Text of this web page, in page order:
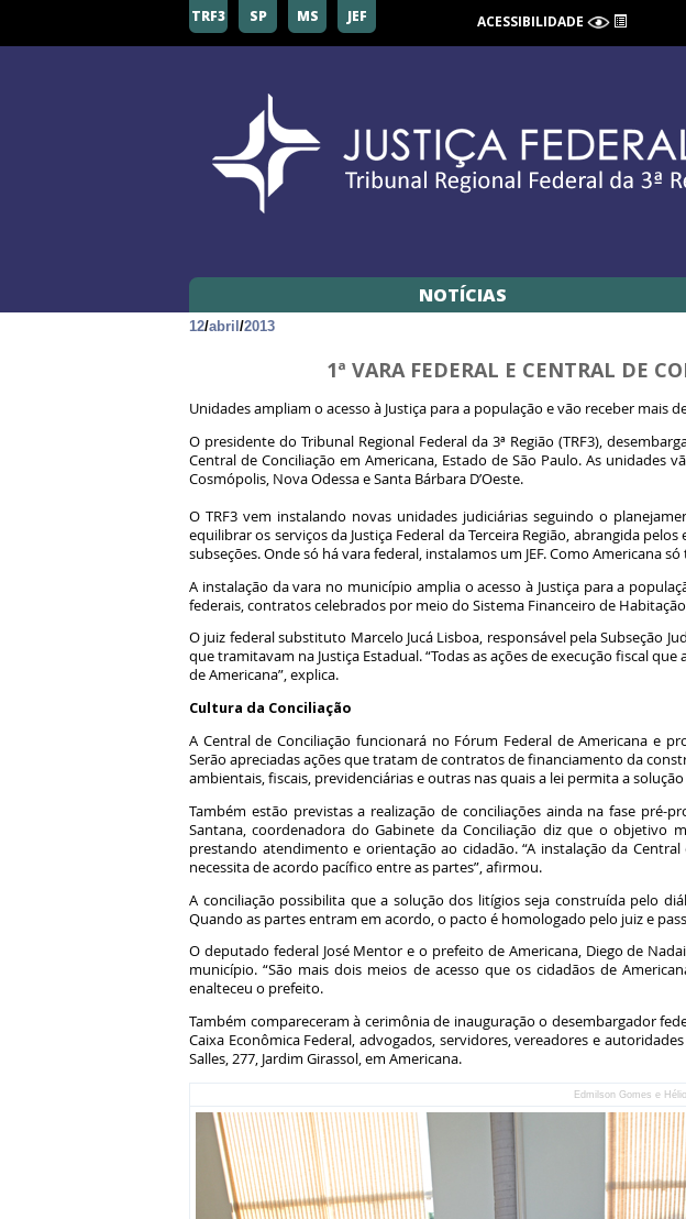
TRF3 SP MS JEF ACESSIBILIDADE
NOTÍCIAS
12/abril /2013
1ª VARA FEDERAL E CENTRAL DE
Unidades ampliam o acesso à Justiça para a população e vão receber mais
O presidente do Tribunal Regional Federal da 3ª Região (TRF3),
Central de Conciliação em Americana, Estado de São Paulo. As
Cosmópolis, Nova Odessa e Santa Bárbara D’Oeste.
O TRF3 vem instalando novas unidades judiciárias seguindo o
equilibrar os serviços da Justiça Federal da Terceira Região, abrangida
subseções. Onde só há vara federal, instalamos um JEF. Como Americana
A instalação da vara no município amplia o acesso à Justiça para a
federais, contratos celebrados por meio do Sistema Financeiro de
O juiz federal substituto Marcelo Jucá Lisboa, responsável pela Subseção
que tramitavam na Justiça Estadual. “Todas as ações de execução fiscal
de Americana”, explica.
Cultura da Conciliação
A Central de Conciliação funcionará no Fórum Federal de Americana e
Serão apreciadas ações que tratam de contratos de financiamento da
ambientais, fiscais, previdenciárias e outras nas quais a lei permita a
Também estão previstas a realização de conciliações ainda na fase pré-
Santana, coordenadora do Gabinete da Conciliação diz que o objetivo
prestando atendimento e orientação ao cidadão. “A instalação da
necessita de acordo pacífico entre as partes”, afirmou.
A conciliação possibilita que a solução dos litígios seja construída pelo
Quando as partes entram em acordo, o pacto é homologado pelo juiz e
O deputado federal José Mentor e o prefeito de Americana, Diego de
município. “São mais dois meios de acesso que os cidadãos de
enalteceu o prefeito.
Também compareceram à cerimônia de inauguração o desembargador
Caixa Econômica Federal, advogados, servidores, vereadores e
Salles, 277, Jardim Girassol, em Americana.
Edmilson Gomes e